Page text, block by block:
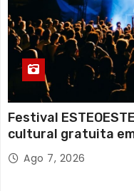
Festival
cultural gratuita
Ago 7, 2026